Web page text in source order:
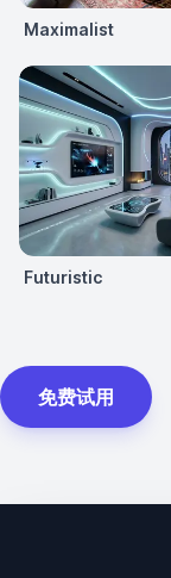
Maximalist
Futuristic
免费试用